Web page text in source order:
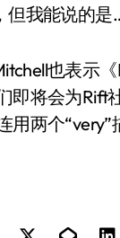
我能说的
也表示
即将会为
用两个